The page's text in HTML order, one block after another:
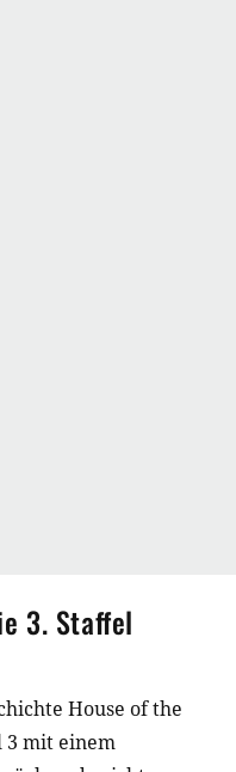
3. Staffel
House of the
3 mit einem